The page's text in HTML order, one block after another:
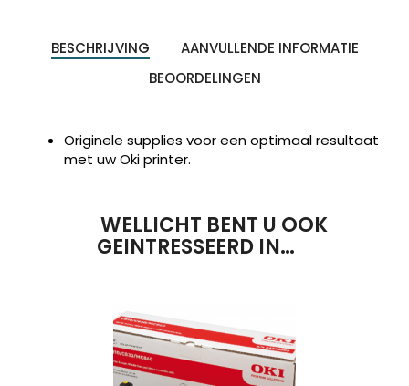
BESCHRIJVING
AANVULLENDE INFORMATIE
BEOORDELINGEN
Originele supplies voor een optimaal resultaat
met uw Oki printer.
WELLICHT BENT U OOK
GEINTRESSEERD IN…
zoeken